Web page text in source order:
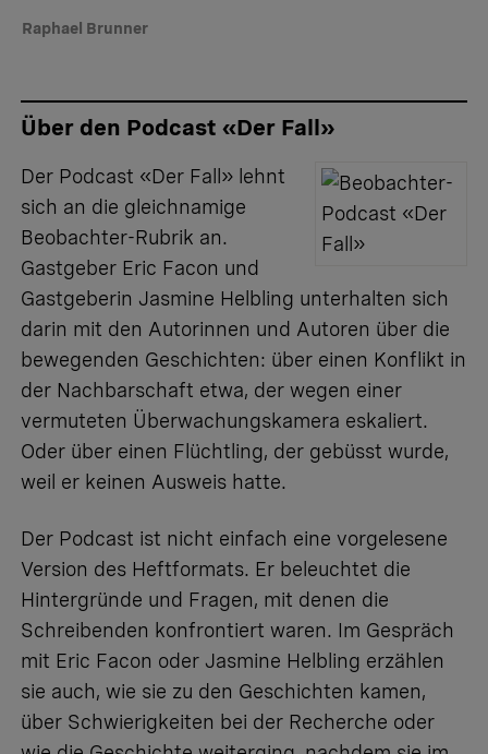
Raphael Brunner
Über den Podcast «Der Fall»
Der Podcast «Der Fall» lehnt
sich an die gleichnamige
Beobachter-Rubrik an.
Gastgeber Eric Facon und
Gastgeberin Jasmine Helbling unterhalten sich
darin mit den Autorinnen und Autoren über die
bewegenden Geschichten: über einen Konflikt in
der Nachbarschaft etwa, der wegen einer
vermuteten Überwachungskamera eskaliert.
Oder über einen Flüchtling, der gebüsst wurde,
weil er keinen Ausweis hatte.
Der Podcast ist nicht einfach eine vorgelesene
Version des Heftformats. Er beleuchtet die
Hintergründe und Fragen, mit denen die
Schreibenden konfrontiert waren. Im Gespräch
mit Eric Facon oder Jasmine Helbling erzählen
sie auch, wie sie zu den Geschichten kamen,
über Schwierigkeiten bei der Recherche oder